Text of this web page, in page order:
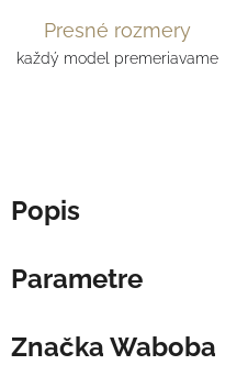
Presné rozmery
každý model premeriavame
Popis
Parametre
Značka Waboba